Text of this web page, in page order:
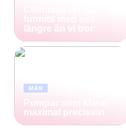
funnits med oss
längre än vi tror
MÄN
Pumpar som klarar
maximal precision